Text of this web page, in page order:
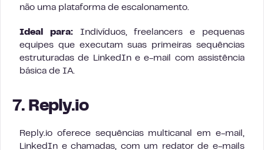
não uma plataforma de escalonamento.
Ideal para:Indivíduos, freelancers e pequenas
equipes que executam suas primeiras sequências
estruturadas de LinkedIn e e-mail com assistência
básica de IA.
7. Reply.io
Reply.io oferece sequências multicanal em e-mail,
LinkedIn e chamadas, com um redator de e-mails